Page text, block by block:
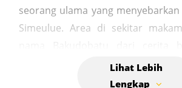
seorang ulama yang
Simeulue. Area di sekitar
dulunya terdapat batu besar
terbang terlihat melintasi area